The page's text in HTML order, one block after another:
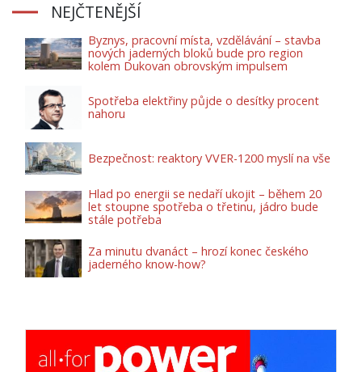
NEJČTENĚJŠÍ
Byznys, pracovní místa, vzdělávání – stavba
nových jaderných bloků bude pro region
kolem Dukovan obrovským impulsem
Spotřeba elektřiny půjde o desítky procent
nahoru
Bezpečnost: reaktory VVER-1200 myslí na vše
Hlad po energii se nedaří ukojit – během 20
let stoupne spotřeba o třetinu, jádro bude
stále potřeba
Za minutu dvanáct – hrozí konec českého
jaderného know-how?